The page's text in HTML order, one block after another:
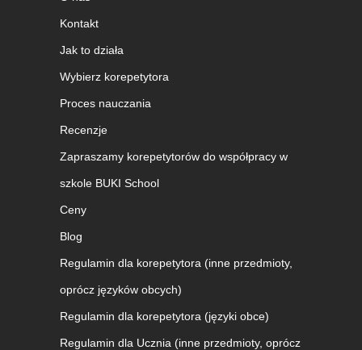
Kontakt
Jak to działa
Wybierz korepetytora
Proces nauczania
Recenzje
Zapraszamy korepetytorów do współpracy w
szkole BUKI School
Ceny
Blog
Regulamin dla korepetytora (inne przedmioty,
oprócz języków obcych)
Regulamin dla korepetytora (języki obce)
Regulamin dla Ucznia (inne przedmioty, oprócz